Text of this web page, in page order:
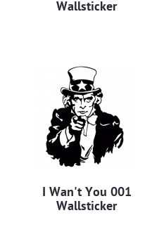
Wallsticker
I Wan't You 001
Wallsticker